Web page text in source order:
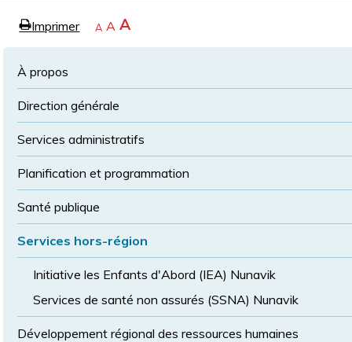
eImprimerpageRétrécir
A Revenir
à
police
A Agrandir
la
A
À propos
Direction générale
Services administratifs
Planification et programmation
Santé publique
Services hors-région
Initiative les Enfants d'Abord (IEA) Nunavik
Services de santé non assurés (SSNA) Nunavik
Développement régional des ressources humaines